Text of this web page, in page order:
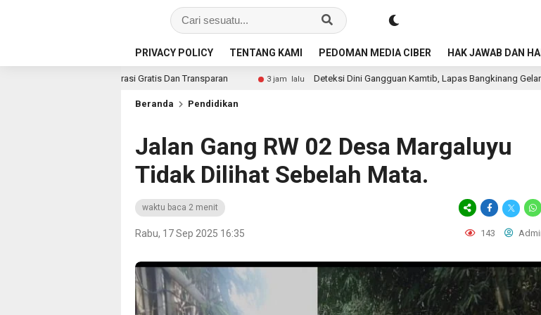
PRIVACY POLICY TENTANG KAMI PEDOMAN MEDIA CIBER HAK JAWAB DAN
Integrasi Gratis Dan Transparan 3 jam lalu Deteksi Dini Gangguan Kamtib, Lapas Bangkinang Gelar Razia Insidentil
Beranda Pendidikan
Jalan Gang RW 02 Desa Margaluyu
Tidak Dilihat Sebelah Mata.
waktu baca 2 menit
Rabu, 17 Sep 2025 16:35 143